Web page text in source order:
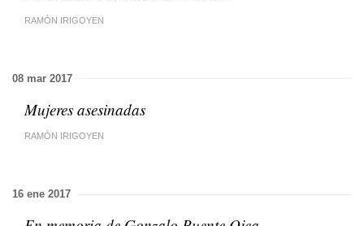
RAMÓN IRIGOYEN
08 mar 2017
Mujeres asesinadas
RAMÓN IRIGOYEN
16 ene 2017